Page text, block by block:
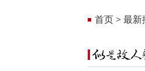
首页 > 最新